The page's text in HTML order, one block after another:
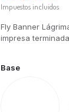
Impuestos incluidos
Fly Banner
impresa
Base